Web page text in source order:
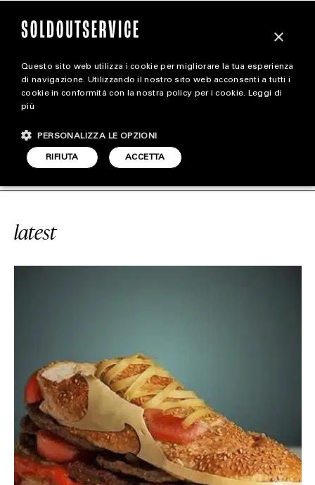
magazine
STYLE
FOOTWEAR
#TORTA JORDAN 1
latest
×
Questo sito web utilizza i cookie per migliorare la tua esperienza
di navigazione. Utilizzando il nostro sito web acconsenti a tutti i
cookie in conformità con la nostra policy per i cookie. Leggi di
più
ACCETTA
RIFIUTA
PERSONALIZZA LE OPZIONI